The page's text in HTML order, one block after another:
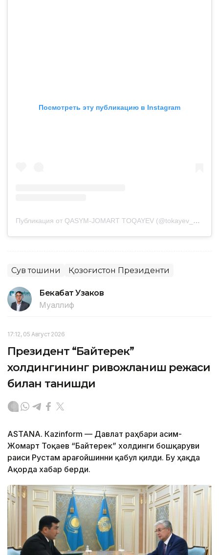
Посмотреть эту публикацию в Instagram
Публикация от QASYM-JOMART TOQAYEV (@tokayev_online)
Сув тошқини Қозоғистон Президенти
Бекабат Узаков
Муаллиф
17:12, 05 Август 2026
Президент “Байтерек”
холдингининг ривожланиш режаси
билан танишди
ASTANА. Каzinform — Давлат раҳбари Қасим-
Жомарт Тоқаев “Байтерек” холдинги бошқаруви
раиси Рустам Қарағойшинни қабул қилди. Бу ҳақда
Ақорда хабар берди.